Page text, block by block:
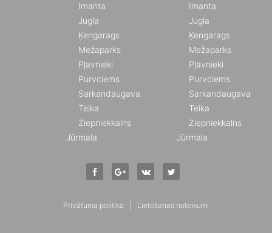
Imanta
Jugla
Ķengarags
Mežaparks
Pļavnieki
Purvciems
Sarkandaugava
Teika
Ziepniekkalns
Jūrmala
Imanta
Jugla
Ķengarags
Mežaparks
Pļavnieki
Purvciems
Sarkandaugava
Teika
Ziepniekkalns
Jūrmala
Privātuma politika Lietošanas noteikumi